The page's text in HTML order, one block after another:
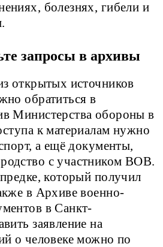
болезнях, гибели и
запросы в архивы
открытых источников
обратиться в
Министерства обороны в
к материалам нужно
а ещё документы,
с участником ВОВ.
который получил
в Архиве военно-
в Санкт-
заявление на
о человеке можно по